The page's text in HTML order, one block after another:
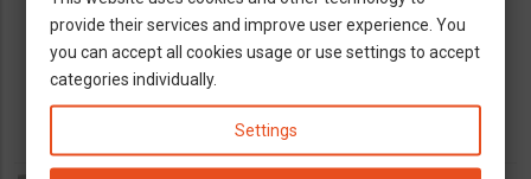
16 March 2026
A jövedelemadó mértéke Németországban.
Hogyan müködik a progresszív adózás?
provide their services and improve user experience. You
you can accept all cookies usage or use settings to accept
categories individually.
Settings